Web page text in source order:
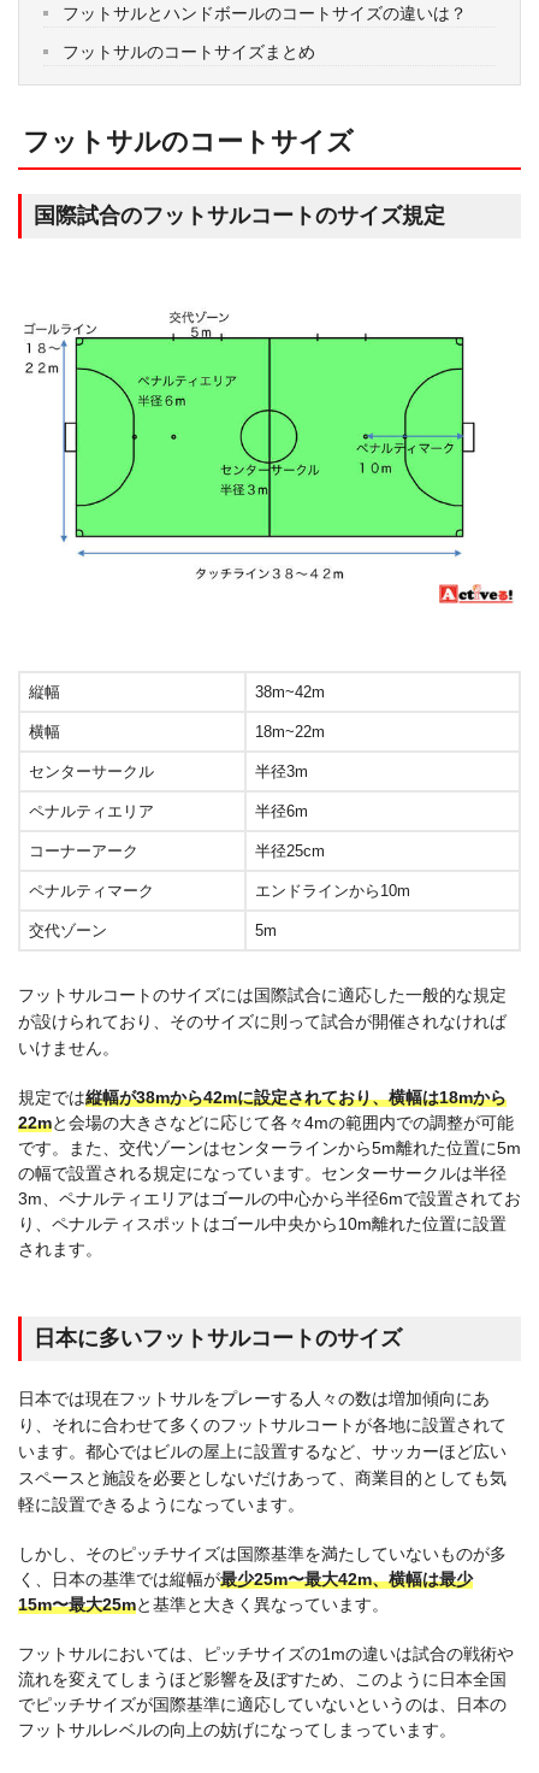
フットサルとハンドボールのコートサイズの違いは？
フットサルのコートサイズまとめ
フットサルのコートサイズ
国際試合のフットサルコートのサイズ規定
縦幅 38m~42m
横幅 18m~22m
センターサークル 半径3m
ペナルティエリア 半径6m
コーナーアーク 半径25cm
ペナルティマーク エンドラインから10m
交代ゾーン 5m
フットサルコートのサイズには国際試合に適応した一般的な規定
が設けられており、そのサイズに則って試合が開催されなければ
いけません。
規定では縦幅が38mから42mに設定されており、横幅は18mから
22mと会場の大きさなどに応じて各々4mの範囲内での調整が可能
です。また、交代ゾーンはセンターラインから5m離れた位置に5m
の幅で設置される規定になっています。センターサークルは半径
3m、ペナルティエリアはゴールの中心から半径6mで設置されてお
り、ペナルティスポットはゴール中央から10m離れた位置に設置
されます。
日本に多いフットサルコートのサイズ
日本では現在フットサルをプレーする人々の数は増加傾向にあ
り、それに合わせて多くのフットサルコートが各地に設置されて
います。都心ではビルの屋上に設置するなど、サッカーほど広い
スペースと施設を必要としないだけあって、商業目的としても気
軽に設置できるようになっています。
しかし、そのピッチサイズは国際基準を満たしていないものが多
く、日本の基準では縦幅が最少25m〜最大42m、横幅は最少
15m〜最大25mと基準と大きく異なっています。
フットサルにおいては、ピッチサイズの1mの違いは試合の戦術や
流れを変えてしまうほど影響を及ぼすため、このように日本全国
でピッチサイズが国際基準に適応していないというのは、日本の
フットサルレベルの向上の妨げになってしまっています。